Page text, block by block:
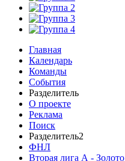
Главная
Календарь
Команды
События
Разделитель
О проекте
Реклама
Поиск
Разделитель2
ФНЛ
Вторая лига А - Золото